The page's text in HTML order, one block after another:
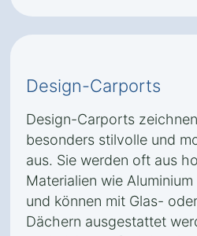
Design-Carports
Design-Carports
besonders stilvolle und
aus. Sie werden oft aus
Materialien wie
und können mit Glas-
Dächern ausgestattet